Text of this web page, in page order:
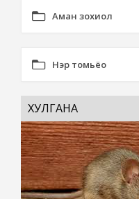
Аман зохиол
Нэр томьёо
ХУЛГАНА